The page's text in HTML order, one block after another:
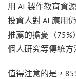
用 AI 製作教育資
投資人對 AI 應用
推薦的擔憂（75%
個人研究等傳統方
值得注意的是，